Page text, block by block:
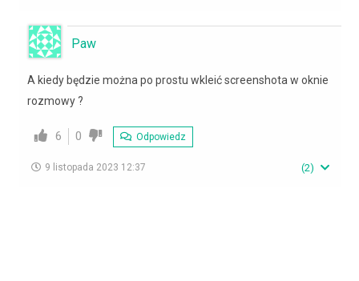
Paw
A kiedy będzie można po prostu wkleić screenshota w oknie
rozmowy ?
6 0 Odpowiedz
9 listopada 2023 12:37 (2)